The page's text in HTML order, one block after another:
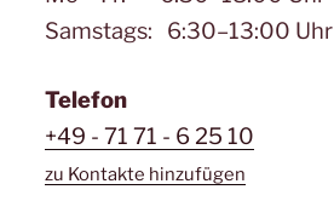
Samstags: 6:30–13:00 Uhr
Telefon
+49 - 71 71 - 6 25 10
zu Kontakte hinzufügen